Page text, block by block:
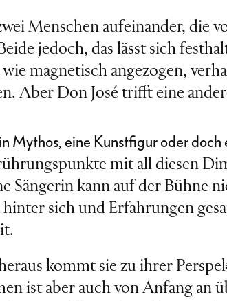
Menschen aufeinander, die
jedoch, das lässt sich
magnetisch angezogen,
Aber Don José trifft eine
Mythos, eine Kunstfigur oder doch
mit all diesen
Sängerin kann auf der Bühne
sich und Erfahrungen
kommt sie zu ihrer
ist aber auch von Anfang